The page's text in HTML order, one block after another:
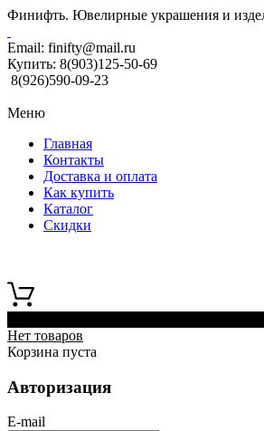
Финифть. Ювелирные украшения и
Email: finifty@mail.ru
Купить: 8(903)125-50-69
8(926)590-09-23
Меню
Главная
Контакты
Доставка и оплата
Как купить
Каталог
Скидки
Нет товаров
Корзина пуста
Авторизация
E-mail